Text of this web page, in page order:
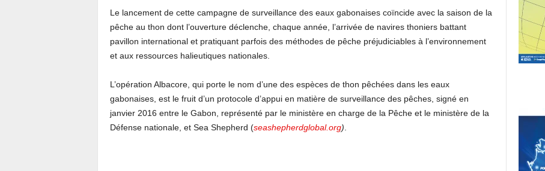
Le lancement de cette campagne de surveillance des eaux gabonaises coïncide avec la saison de la
pêche au thon dont l’ouverture déclenche, chaque année, l’arrivée de navires thoniers battant
pavillon international et pratiquant parfois des méthodes de pêche préjudiciables à l’environnement
et aux ressources halieutiques nationales.
L’opération Albacore, qui porte le nom d’une des espèces de thon pêchées dans les eaux
gabonaises, est le fruit d’un protocole d’appui en matière de surveillance des pêches, signé en
janvier 2016 entre le Gabon, représenté par le ministère en charge de la Pêche et le ministère de la
Défense nationale, et Sea Shepherd (seashepherdglobal.org)